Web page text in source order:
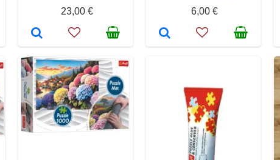
23,00 €
6,00 €